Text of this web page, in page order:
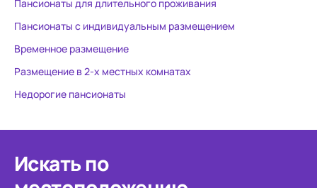
Пансионаты для длительного проживания
Пансионаты с индивидуальным размещением
Временное размещение
Размещение в 2-х местных комнатах
Недорогие пансионаты
Искать по